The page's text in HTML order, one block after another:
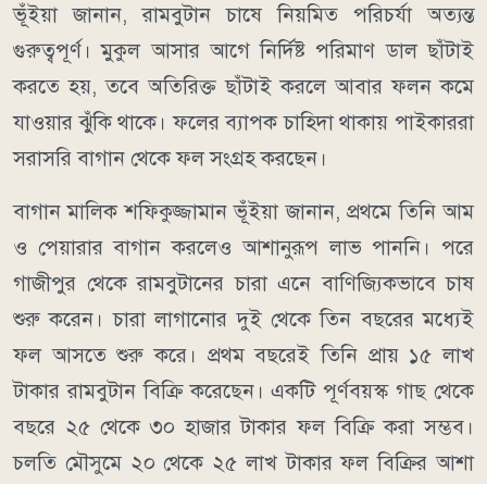
ভূঁইয়া জানান, রামবুটান চাষে নিয়মিত পরিচর্যা অত্যন্ত
গুরুত্বপূর্ণ। মুকুল আসার আগে নির্দিষ্ট পরিমাণ ডাল ছাঁটাই
করতে হয়, তবে অতিরিক্ত ছাঁটাই করলে আবার ফলন কমে
যাওয়ার ঝুঁকি থাকে। ফলের ব্যাপক চাহিদা থাকায় পাইকাররা
সরাসরি বাগান থেকে ফল সংগ্রহ করছেন।
বাগান মালিক শফিকুজ্জামান ভূঁইয়া জানান, প্রথমে তিনি আম
ও পেয়ারার বাগান করলেও আশানুরূপ লাভ পাননি। পরে
গাজীপুর থেকে রামবুটানের চারা এনে বাণিজ্যিকভাবে চাষ
শুরু করেন। চারা লাগানোর দুই থেকে তিন বছরের মধ্যেই
ফল আসতে শুরু করে। প্রথম বছরেই তিনি প্রায় ১৫ লাখ
টাকার রামবুটান বিক্রি করেছেন। একটি পূর্ণবয়স্ক গাছ থেকে
বছরে ২৫ থেকে ৩০ হাজার টাকার ফল বিক্রি করা সম্ভব।
চলতি মৌসুমে ২০ থেকে ২৫ লাখ টাকার ফল বিক্রির আশা